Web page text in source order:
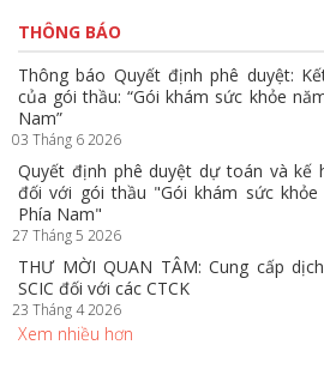
THÔNG BÁO
Thông báo Quyết định phê duyệt:
của gói thầu: “Gói khám sức khỏe
Nam”
03 Tháng 6 2026
Quyết định phê duyệt dự toán và kế
đối với gói thầu "Gói khám sức khỏe
Phía Nam"
27 Tháng 5 2026
THƯ MỜI QUAN TÂM: Cung cấp
SCIC đối với các CTCK
23 Tháng 4 2026
Xem nhiều hơn